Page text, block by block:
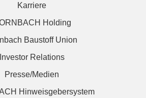
Karriere
Holding
Baustoff Union
Investor Relations
Presse/Medien
Hinweisgebersystem